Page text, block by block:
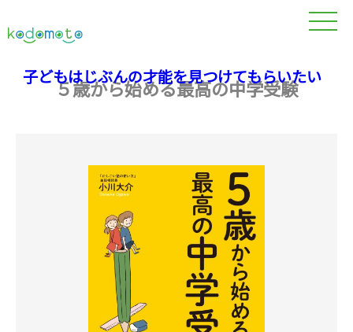
子どもはじぶんの才能を見つけてもらいたい
５歳から始める最高の中学受験